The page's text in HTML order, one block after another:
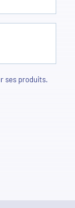
ses produits.